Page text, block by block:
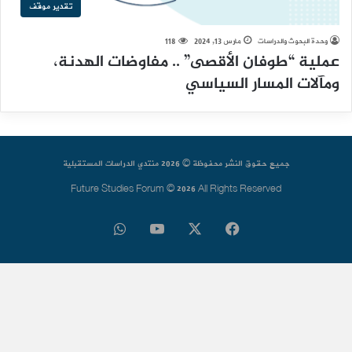
تقدير موقف
وحدة البحوث والدراسات مارس 13, 2024 118
عملية “طوفان الأقصى” .. مفاوضات الهدنة،
ومآلات المسار السياسي
جميع حقوق النشر محفوظة © 2026 منتدي الدراسات المستقبلية
Future Studies Forum © 2026 All Rights Reserved
فيسبوك ‫YouTube